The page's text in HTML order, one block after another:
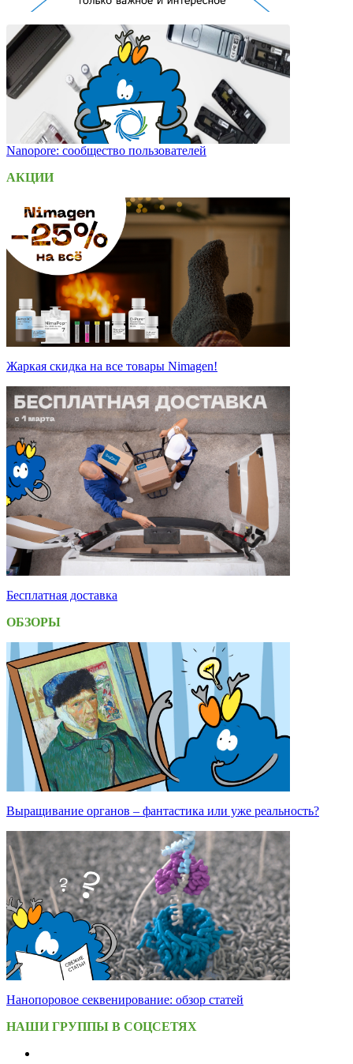
Nanopore: сообщество пользователей
АКЦИИ
Жаркая скидка на все товары Nimagen!
Бесплатная доставка
ОБЗОРЫ
Выращивание органов – фантастика или уже реальность?
Нанопоровое секвенирование: обзор статей
НАШИ ГРУППЫ В СОЦСЕТЯХ